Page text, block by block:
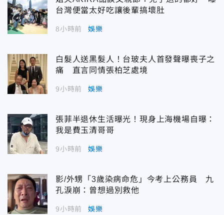
台灣便當太好吃讓後輩搞壞肚
8小時前 娛樂
白髮人送黑髮人！台玻夫人首發聲曝喪子之
痛 直言同情張柏芝處境
9小時前 娛樂
張菲半退休生活曝光！現身上海機場自曝：
我是費玉清哥哥
9小時前 娛樂
影/外甥「3歲染病命危」今考上公務員 九
孔淚崩：曾想過別救他
9小時前 娛樂